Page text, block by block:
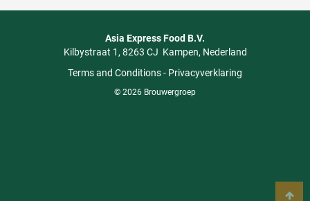
Asia Express Food B.V.
Kilbystraat 1 8263 CJ Kampen Nederland
Terms and Conditions- Privacyverklaring
© 2026 Brouwergroep